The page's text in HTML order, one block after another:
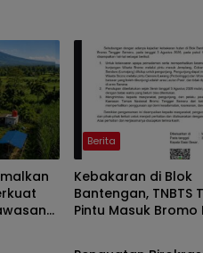
Berita
Kebakaran di Blok
Bantengan, TNBTS
Pintu Masuk Bromo
Berita